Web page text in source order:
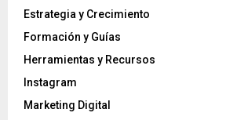
Estrategia y Crecimiento
Formación y Guías
Herramientas y Recursos
Instagram
Marketing Digital